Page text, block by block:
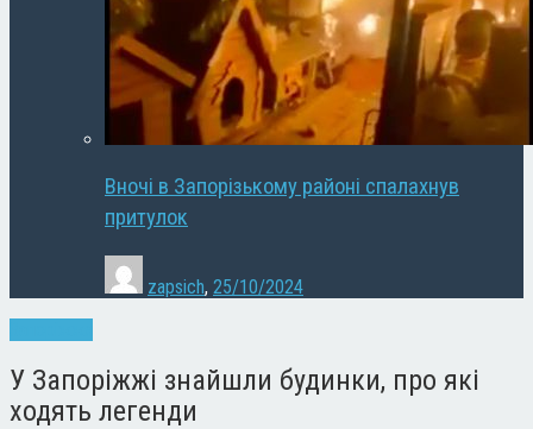
Вночі в Запорізькому районі спалахнув
притулок
zapsich, 25/10/2024
У Запоріжжі знайшли будинки, про які
ходять легенди